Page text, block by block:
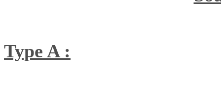
Type A :